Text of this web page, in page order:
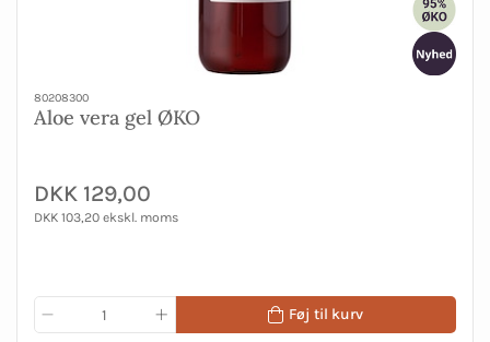
80208300
Aloe vera gel ØKO
DKK 129,00
DKK 103,20 ekskl. moms
Føj til kurv